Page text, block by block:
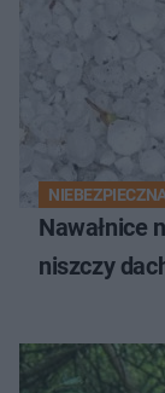
Nawałnice
niszczy